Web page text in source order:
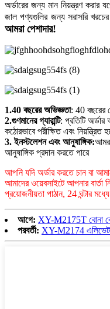
অর্ডারের জন্য মান নিয়ন্ত্রণ করার
জাল পণ্যগুলির জন্য সরাসরি
আমরা পেশাদার!
1.40 বছরের অভিজ্ঞতা: 40 বছরের
2.গুণমানের গ্যারান্টি: প্রতিটি
কঠোরভাবে পরীক্ষিত এবং নিয়ন্ত্রিত
3. ইনস্টলেশন এবং আনুষাঙ্গিক:
আনুষাঙ্গিক প্রদান করতে পারে
আপনি যদি অর্ডার করতে চান বা
আমাদের ওয়েবসাইটে আপনার
প্রয়োজনীয়তা পাঠান, 24 ঘন্টার
আগে: XY-M2175T বোনা
পরবর্তী: XY-M2174